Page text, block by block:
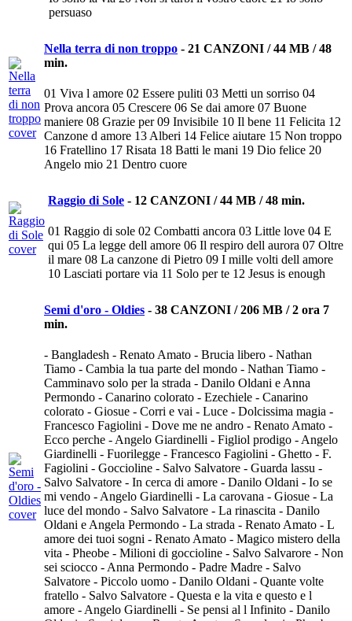
persuaso
Nella terra di non troppo - 21 CANZONI / 44 MB / 48
min.
01 Viva l amore 02 Essere puliti 03 Metti un sorriso 04
Prova ancora 05 Crescere 06 Se dai amore 07 Buone
maniere 08 Grazie per 09 Invisibile 10 Il bene 11 Felicita 12
Canzone d amore 13 Alberi 14 Felice aiutare 15 Non troppo
16 Fratellino 17 Risata 18 Batti le mani 19 Dio felice 20
Angelo mio 21 Dentro cuore
Raggio di Sole - 12 CANZONI / 44 MB / 48 min.
01 Raggio di sole 02 Combatti ancora 03 Little love 04 E
qui 05 La legge dell amore 06 Il respiro dell aurora 07 Oltre
il mare 08 La canzone di Pietro 09 I mille volti dell amore
10 Lasciati portare via 11 Solo per te 12 Jesus is enough
Semi d'oro - Oldies - 38 CANZONI / 206 MB / 2 ora 7
min.
- Bangladesh - Renato Amato - Brucia libero - Nathan
Tiamo - Cambia la tua parte del mondo - Nathan Tiamo -
Camminavo solo per la strada - Danilo Oldani e Anna
Permondo - Canarino colorato - Ezechiele - Canarino
colorato - Giosue - Corri e vai - Luce - Dolcissima magia -
Francesco Fagiolini - Dove me ne andro - Renato Amato -
Ecco perche - Angelo Giardinelli - Figliol prodigo - Angelo
Giardinelli - Fuorilegge - Francesco Fagiolini - Ghetto - F.
Fagiolini - Goccioline - Salvo Salvatore - Guarda lassu -
Salvo Salvatore - In cerca di amore - Danilo Oldani - Io se
mi vendo - Angelo Giardinelli - La carovana - Giosue - La
luce del mondo - Salvo Salvatore - La rinascita - Danilo
Oldani e Angela Permondo - La strada - Renato Amato - L
amore dei tuoi sogni - Renato Amato - Magico mistero della
vita - Pheobe - Milioni di goccioline - Salvo Salvarore - Non
sei sciocco - Anna Permondo - Padre Madre - Salvo
Salvatore - Piccolo uomo - Danilo Oldani - Quante volte
fratello - Salvo Salvatore - Questa e la vita e questo e l
amore - Angelo Giardinelli - Se pensi al l Infinito - Danilo